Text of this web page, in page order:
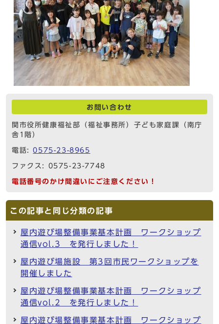
お問い合わせ
関市役所健康福祉部（福祉事務所）子ども家庭課（南庁
舎1階）
電話:0575-23-8965
ファクス: 0575-23-7748
電話番号のかけ間違いにご注意ください！
この記事と同じ分類の記事
屋内遊び場整備事業基本計画 ワークショップ
通信vol.3 を発行しました！
屋内遊び場施設 第3回市民ワークショップを
開催しました
屋内遊び場整備事業基本計画 ワークショップ
通信vol.2 を発行しました！
屋内遊び場整備事業基本計画 ワークショップ